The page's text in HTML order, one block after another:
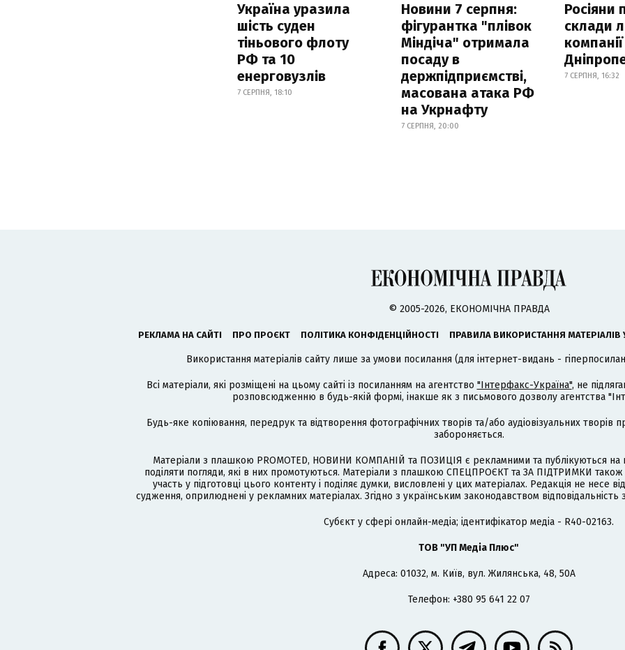
Україна уразила
шість суден
тіньового флоту
РФ та 10
енерговузлів
7 СЕРПНЯ, 18:10
Новини 7 серпня:
фігурантка "плівок
Міндіча" отримала
посаду в
держпідприємстві,
масована атака РФ
на Укрнафту
7 СЕРПНЯ, 20:00
Росіяни
склади
7 СЕРПНЯ, 16:32
© 2005-2026, ЕКОНОМІЧНА ПРАВДА
РЕКЛАМА НА САЙТІ ПРО ПРОЄКТ ПОЛІТИКА КОНФІДЕНЦІЙНОСТІ ПРАВИЛА ВИКОРИСТАННЯ МАТЕРІАЛІВ
Використання матеріалів сайту лише за умови посилання (для інтернет-видань -
Всі матеріали, які розміщені на цьому сайті із посиланням на агентство "Інтерфакс-Україна", не
розповсюдженню в будь-якій формі, інакше як з письмового дозволу агентства
Будь-яке копіювання, передрук та відтворення фотографічних творів та/або аудіовізуальних
забороняється.
Матеріали з плашкою PROMOTED, НОВИНИ КОМПАНІЙ та ПОЗИЦІЯ є рекламними та публікуються на
поділяти погляди, які в них промотуються. Матеріали з плашкою СПЕЦПРОЄКТ та ЗА ПІДТРИМКИ
участь у підготовці цього контенту і поділяє думки, висловлені у цих матеріалах. Редакція не несе
судження, оприлюднені у рекламних матеріалах. Згідно з українським законодавством
Cубєкт у сфері онлайн-медіа; ідентифікатор медіа - R40-02163.
ТОВ "УП Медіа Плюс"
Адреса: 01032, м. Київ, вул. Жилянська, 48, 50А
Телефон: +380 95 641 22 07